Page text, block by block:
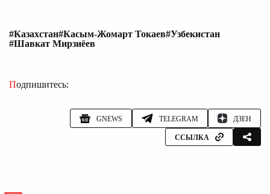
#Казахстан#Касым-Жомарт Токаев#Узбекистан
#Шавкат Мирзиёев
Подпишитесь:
GNEWS TELEGRAM ДЗЕН
ССЫЛКА